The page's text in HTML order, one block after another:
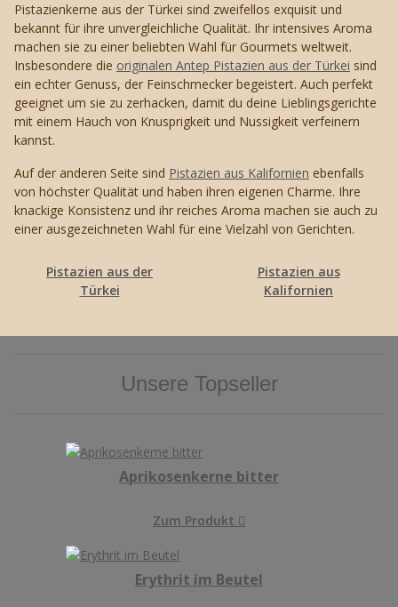
Pistazienkerne aus der Türkei sind zweifellos exquisit und
bekannt für ihre unvergleichliche Qualität. Ihr intensives Aroma
machen sie zu einer beliebten Wahl für Gourmets weltweit.
Insbesondere die originalen Antep Pistazien aus der Türkei sind
ein echter Genuss, der Feinschmecker begeistert. Auch perfekt
geeignet um sie zu zerhacken, damit du deine Lieblingsgerichte
mit einem Hauch von Knusprigkeit und Nussigkeit verfeinern
kannst.
Auf der anderen Seite sind Pistazien aus Kalifornien ebenfalls
von höchster Qualität und haben ihren eigenen Charme. Ihre
knackige Konsistenz und ihr reiches Aroma machen sie auch zu
einer ausgezeichneten Wahl für eine Vielzahl von Gerichten.
Pistazien aus der
Türkei
Pistazien aus
Kalifornien
Unsere Topseller
Aprikosenkerne bitter
Zum Produkt 
Erythrit im Beutel